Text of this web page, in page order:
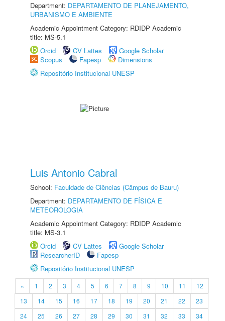
Department: DEPARTAMENTO DE PLANEJAMENTO,
URBANISMO E AMBIENTE
Academic Appointment Category: RDIDP Academic
title: MS-5.1
Orcid
CV Lattes
Google Scholar
Scopus
Fapesp
Dimensions
Repositório Institucional UNESP
Luis Antonio Cabral
School: Faculdade de Ciências (Câmpus de Bauru)
Department: DEPARTAMENTO DE FÍSICA E
METEOROLOGIA
Academic Appointment Category: RDIDP Academic
title: MS-3.1
Orcid
CV Lattes
Google Scholar
ResearcherID
Fapesp
Repositório Institucional UNESP
« 1 2 3 4 5 6 7 8 9 10 11
12
13
14 15 16 17 18 19 20 21 22
23
24
25 26 27 28 29 30 31 32 33
34